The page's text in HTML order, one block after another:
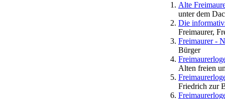
Alte
unter dem
Die
Freimaurer,
Freimaurer -
Bürger
Alten freien
Friedrich zur